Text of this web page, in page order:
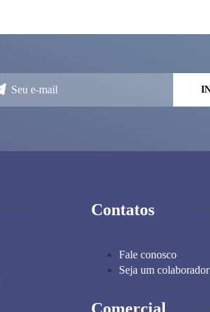
Contatos
Fale conosco
Seja um colaborador
Comercial